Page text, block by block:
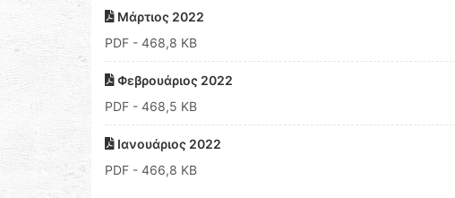
Μάρτιος 2022
PDF - 468,8 KB
Φεβρουάριος 2022
PDF - 468,5 KB
Ιανουάριος 2022
PDF - 466,8 KB